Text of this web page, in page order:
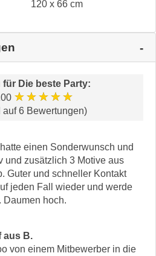
120 x 66 cm
für Die beste Party:
★★★★★
auf 6 Bewertungen)
einen Sonderwunsch und
und zusätzlich 3 Motive aus
Guter und schneller Kontakt
jeden Fall wieder und werde
Daumen hoch.
aus B.
von einem Mitbewerber in die